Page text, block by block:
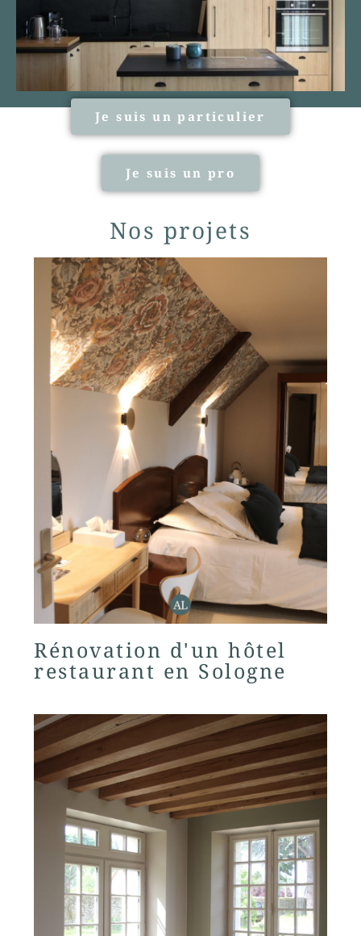
Je suis un particulier
Je suis un pro
Nos projets
Rénovation d'un hôtel
restaurant en Sologne